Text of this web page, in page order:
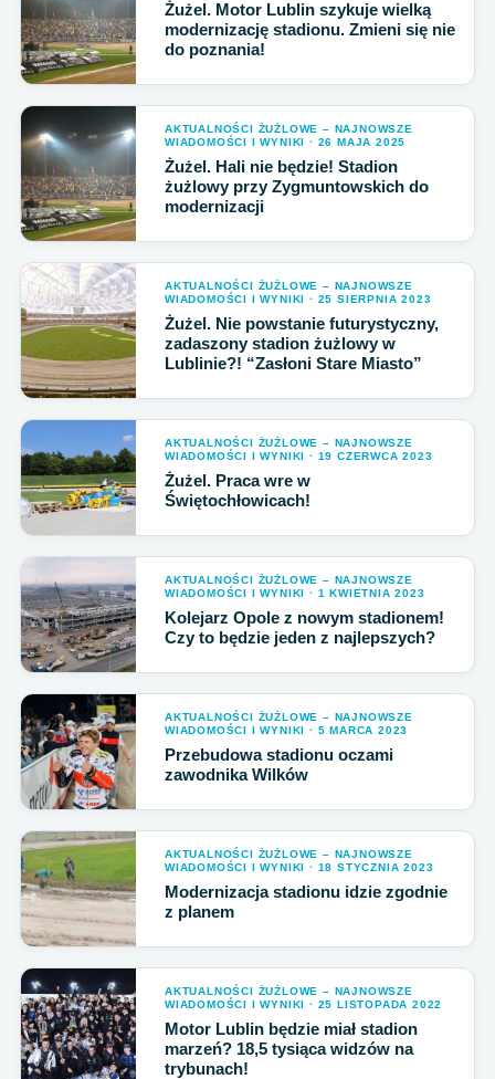
Żużel. Motor Lublin szykuje wielką
modernizację stadionu. Zmieni się nie
do poznania!
AKTUALNOŚCI ŻUŻLOWE – NAJNOWSZE
WIADOMOŚCI I WYNIKI · 26 MAJA 2025
Żużel. Hali nie będzie! Stadion
żużlowy przy Zygmuntowskich do
modernizacji
AKTUALNOŚCI ŻUŻLOWE – NAJNOWSZE
WIADOMOŚCI I WYNIKI · 25 SIERPNIA 2023
Żużel. Nie powstanie futurystyczny,
zadaszony stadion żużlowy w
Lublinie?! “Zasłoni Stare Miasto”
AKTUALNOŚCI ŻUŻLOWE – NAJNOWSZE
WIADOMOŚCI I WYNIKI · 19 CZERWCA 2023
Żużel. Praca wre w
Świętochłowicach!
AKTUALNOŚCI ŻUŻLOWE – NAJNOWSZE
WIADOMOŚCI I WYNIKI · 1 KWIETNIA 2023
Kolejarz Opole z nowym stadionem!
Czy to będzie jeden z najlepszych?
AKTUALNOŚCI ŻUŻLOWE – NAJNOWSZE
WIADOMOŚCI I WYNIKI · 5 MARCA 2023
Przebudowa stadionu oczami
zawodnika Wilków
AKTUALNOŚCI ŻUŻLOWE – NAJNOWSZE
WIADOMOŚCI I WYNIKI · 18 STYCZNIA 2023
Modernizacja stadionu idzie zgodnie
z planem
AKTUALNOŚCI ŻUŻLOWE – NAJNOWSZE
WIADOMOŚCI I WYNIKI · 25 LISTOPADA 2022
Motor Lublin będzie miał stadion
marzeń? 18,5 tysiąca widzów na
trybunach!